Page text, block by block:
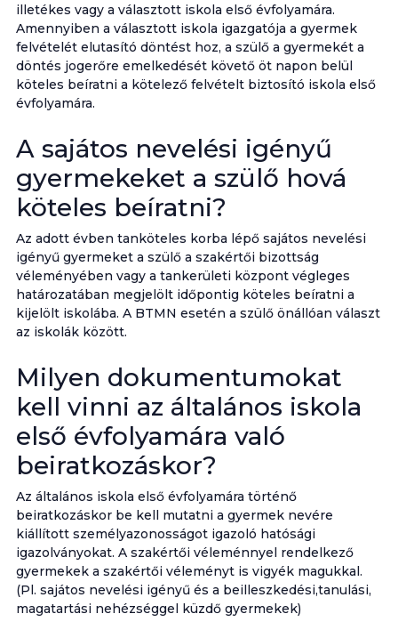
illetékes vagy a választott iskola első évfolyamára.
Amennyiben a választott iskola igazgatója a gyermek
felvételét elutasító döntést hoz, a szülő a gyermekét a
döntés jogerőre emelkedését követő öt napon belül
köteles beíratni a kötelező felvételt biztosító iskola első
évfolyamára.
A sajátos nevelési igényű
gyermekeket a szülő hová
köteles beíratni?
Az adott évben tanköteles korba lépő sajátos nevelési
igényű gyermeket a szülő a szakértői bizottság
véleményében vagy a tankerületi központ végleges
határozatában megjelölt időpontig köteles beíratni a
kijelölt iskolába. A BTMN esetén a szülő önállóan választ
az iskolák között.
Milyen dokumentumokat
kell vinni az általános iskola
első évfolyamára való
beiratkozáskor?
Az általános iskola első évfolyamára történő
beiratkozáskor be kell mutatni a gyermek nevére
kiállított személyazonosságot igazoló hatósági
igazolványokat. A szakértői véleménnyel rendelkező
gyermekek a szakértői véleményt is vigyék magukkal.
(Pl. sajátos nevelési igényű és a beilleszkedési,tanulási,
magatartási nehézséggel küzdő gyermekek)